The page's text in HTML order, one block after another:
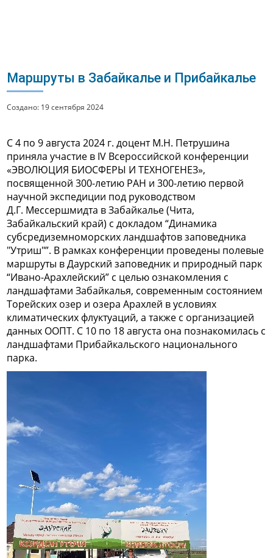
Маршруты в Забайкалье и Прибайкалье
Создано: 19 сентября 2024
С 4 по 9 августа 2024 г. доцент М.Н. Петрушина
приняла участие в IV Всероссийской конференции
«ЭВОЛЮЦИЯ БИОСФЕРЫ И ТЕХНОГЕНЕЗ»,
посвященной 300-летию РАН и 300-летию первой
научной экспедиции под руководством
Д.Г. Мессершмидта в Забайкалье (Чита,
Забайкальский край) с докладом “Динамика
субсредиземноморских ландшафтов заповедника
"Утриш"”. В рамках конференции проведены полевые
маршруты в Даурский заповедник и природный парк
“Ивано-Арахлейский” с целью ознакомления с
ландшафтами Забайкалья, современным состоянием
Торейских озер и озера Арахлей в условиях
климатических флуктуаций, а также с организацией
данных ООПТ. С 10 по 18 августа она познакомилась с
ландшафтами Прибайкальского национального
парка.